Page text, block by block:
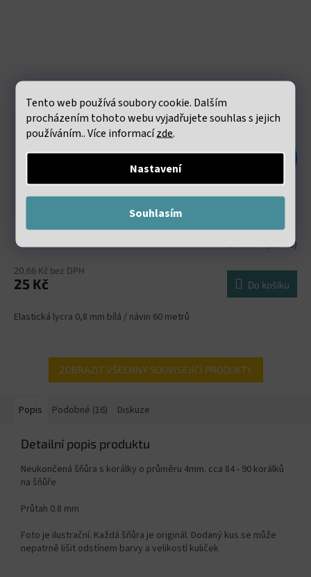
Tento web používá soubory cookie. Dalším
procházením tohoto webu vyjadřujete souhlas s jejich
používáním.. Více informacízde.
Nastavení
Souhlasím
48 Kč
Elastická lycra 0.8mm bílá návin 60 metrů
Skladem(215 ks)
20,66 Kč bez DPH
25 Kč Do košíku
Elastická lycra 0,8 mm bílá / návin 60 metrů
ZOBRAZIT VŠECHNY SOUVISEJÍCÍ PRODUKTY
Popis Podobné (16) Diskuze
Detailní popis produktu
Neukončená šňůra s korálky o průměru 4mm. cca 84 - 90 korálků
na šňůře
Průtah 0.8 mm
Foto je ilustrační. Každá šňůra je originál. Dodaný kus se může
nepatrně lišit odstínem barvy a velikostí kuliček